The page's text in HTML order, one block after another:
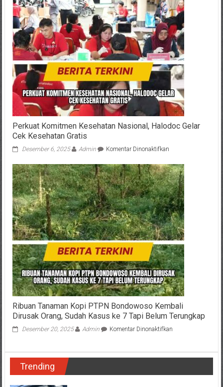
Kekayaan
AKBP
Tanasale,
Harta
Terbesar
dari
Aset
Tanah
&
Tak
Berutang
Perkuat Komitmen Kesehatan Nasional, Halodoc Gelar
Cek Kesehatan Gratis
Desember 6, 2025 Admin Komentar Dinonaktifkanpada
Komitmen
Kesehatan
Nasional,
Halodoc
Gelar
Cek
Kesehatan
Gratis
Ribuan Tanaman Kopi PTPN Bondowoso Kembali
Dirusak Orang, Sudah Kasus ke 7 Tapi Belum Terungkap
Desember 20, 2025 Admin Komentar Dinonaktifkanpada
Trending